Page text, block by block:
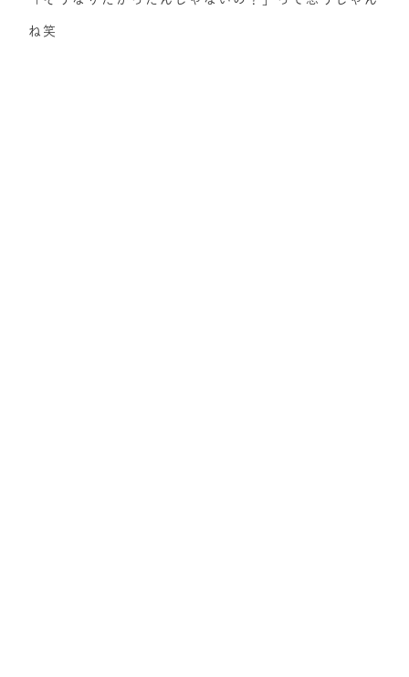
ね笑